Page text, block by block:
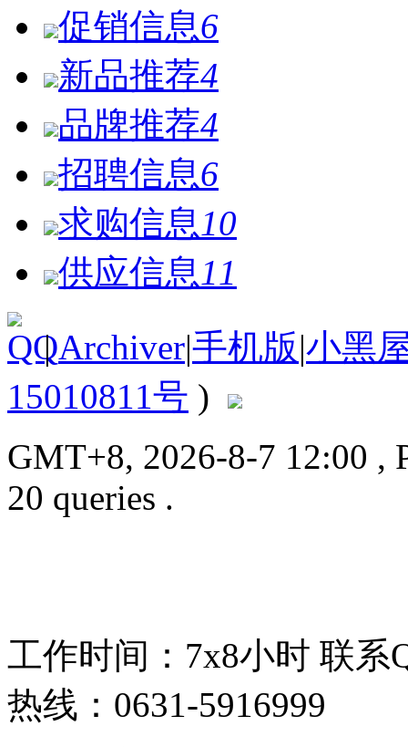
促销信息6
新品推荐4
品牌推荐4
招聘信息6
求购信息 10
供应信息 11
| Archiver|手机版|小黑
15010811号 )
GMT+8, 2026-8-7 12:00 ,
20 queries .
工作时间：7x8小时 联系
热线：0631-5916999